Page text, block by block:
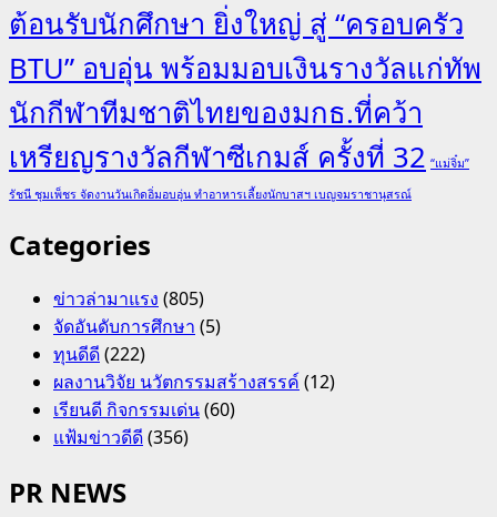
ต้อนรับนักศึกษา ยิ่งใหญ่ สู่ “ครอบครัว
BTU” อบอุ่น พร้อมมอบเงินรางวัลแก่ทัพ
นักกีฬาทีมชาติไทยของมกธ.ที่คว้า
เหรียญรางวัลกีฬาซีเกมส์ ครั้งที่ 32 “แม่จิ๋ม”
รัชนี ชุมเพ็ชร จัดงานวันเกิดอิ่มอบอุ่น ทำอาหารเลี้ยงนักบาสฯ เบญจมราชานุสรณ์
Categories
ข่าวล่ามาแรง (805)
จัดอันดับการศึกษา (5)
ทุนดีดี(222)
ผลงานวิจัย นวัตกรรมสร้างสรรค์(12)
เรียนดี กิจกรรมเด่น(60)
แฟ้มข่าวดีดี(356)
PR NEWS